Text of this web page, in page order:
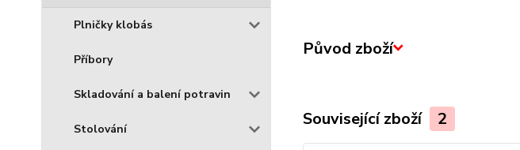
Plničky klobás
Příbory
Skladování a balení potravin
Stolování
Původ zboží
Související zboží 2